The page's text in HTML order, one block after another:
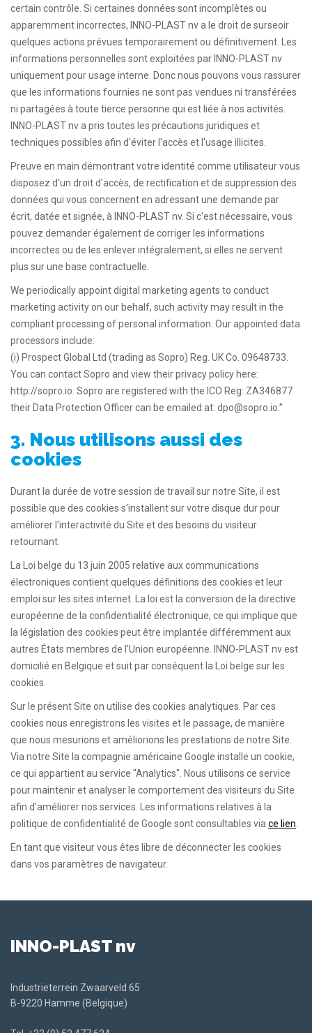
certain contrôle. Si certaines données sont incomplètes ou
apparemment incorrectes, INNO-PLAST nv a le droit de surseoir
quelques actions prévues temporairement ou définitivement. Les
informations personnelles sont exploitées par INNO-PLAST nv
uniquement pour usage interne. Donc nous pouvons vous rassurer
que les informations fournies ne sont pas vendues ni transférées
ni partagées à toute tierce personne qui est liée à nos activités.
INNO-PLAST nv a pris toutes les précautions juridiques et
techniques possibles afin d'éviter l'accès et l'usage illicites.
Preuve en main démontrant votre identité comme utilisateur vous
disposez d'un droit d'accès, de rectification et de suppression des
données qui vous concernent en adressant une demande par
écrit, datée et signée, à INNO-PLAST nv. Si c'est nécessaire, vous
pouvez demander également de corriger les informations
incorrectes ou de les enlever intégralement, si elles ne servent
plus sur une base contractuelle.
We periodically appoint digital marketing agents to conduct
marketing activity on our behalf, such activity may result in the
compliant processing of personal information. Our appointed data
processors include:
(i) Prospect Global Ltd (trading as Sopro) Reg. UK Co. 09648733.
You can contact Sopro and view their privacy policy here:
http://sopro.io. Sopro are registered with the ICO Reg: ZA346877
their Data Protection Officer can be emailed at: dpo@sopro.io.”
3. Nous utilisons aussi des
cookies
Durant la durée de votre session de travail sur notre Site, il est
possible que des cookies s'installent sur votre disque dur pour
améliorer l'interactivité du Site et des besoins du visiteur
retournant.
La Loi belge du 13 juin 2005 relative aux communications
électroniques contient quelques définitions des cookies et leur
emploi sur les sites internet. La loi est la conversion de la directive
européenne de la confidentialité électronique, ce qui implique que
la législation des cookies peut être implantée différemment aux
autres États membres de l'Union européenne. INNO-PLAST nv est
domicilié en Belgique et suit par conséquent la Loi belge sur les
cookies.
Sur le présent Site on utilise des cookies analytiques. Par ces
cookies nous enregistrons les visites et le passage, de manière
que nous mesurions et améliorions les prestations de notre Site.
Via notre Site la compagnie américaine Google installe un cookie,
ce qui appartient au service "Analytics". Nous utilisons ce service
pour maintenir et analyser le comportement des visiteurs du Site
afin d'améliorer nos services. Les informations relatives à la
politique de confidentialité de Google sont consultables via ce lien
En tant que visiteur vous êtes libre de déconnecter les cookies
dans vos paramètres de navigateur.
INNO-PLAST nv
Industrieterrein Zwaarveld 65
B-9220 Hamme (Belgique)